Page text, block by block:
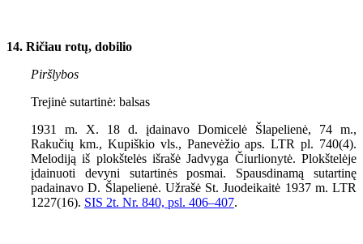
14. Ričiau rotų, dobilio
Piršlybos
Trejinė sutartinė: balsas
1931 m. X. 18 d. įdainavo Domicelė Šlapelienė, 74 m.,
Rakučių km., Kupiškio vls., Panevėžio aps. LTR pl. 740(4).
Melodiją iš plokštelės išrašė Jadvyga Čiurlionytė. Plokštelėje
įdainuoti devyni sutartinės posmai. Spausdinamą sutartinę
padainavo D. Šlapelienė. Užrašė St. Juodeikaitė 1937 m. LTR
1227(16). SIS 2t. Nr. 840, psl. 406–407.